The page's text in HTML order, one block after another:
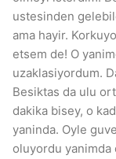
ustesinden
ama hayir.
etsem de! O
uzaklasiyordum.
Besiktas da ulu
dakika bisey, o
yaninda. Oyle
oluyordu